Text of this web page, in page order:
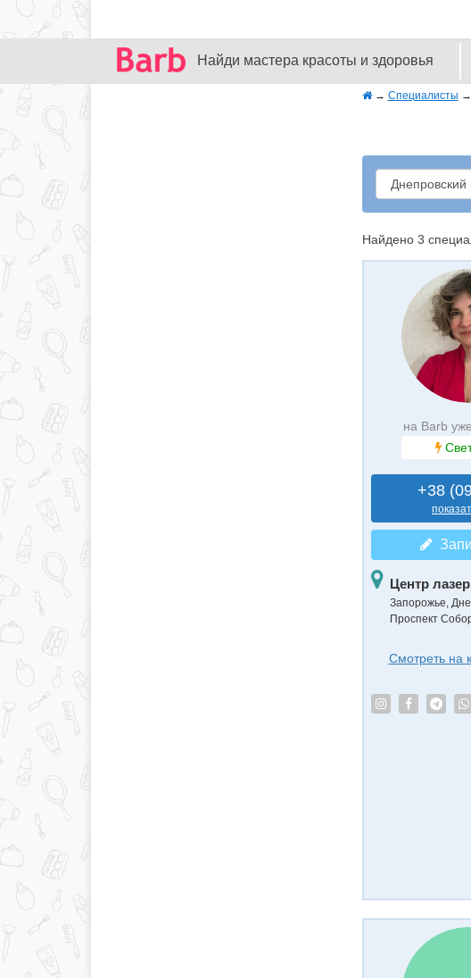
Найди мастера красоты и здоровья
→ Специалисты →
Найдено 3
на Barb
+38
Центр
Запорожье,
Проспект
Смотреть на